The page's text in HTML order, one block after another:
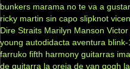
bunkers marama no te va a gustar
ricky martin sin capo slipknot
Dire Straits Marilyn Manson Victor
young autodidacta aventura blink-
farruko fifth harmony guitarras
de guitarra la oreja de van gogh